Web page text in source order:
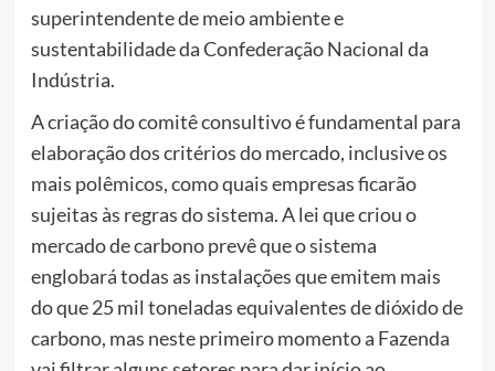
superintendente de meio ambiente e
sustentabilidade da Confederação Nacional da
Indústria.
A criação do comitê consultivo é fundamental para
elaboração dos critérios do mercado, inclusive os
mais polêmicos, como quais empresas ficarão
sujeitas às regras do sistema. A lei que criou o
mercado de carbono prevê que o sistema
englobará todas as instalações que emitem mais
do que 25 mil toneladas equivalentes de dióxido de
carbono, mas neste primeiro momento a Fazenda